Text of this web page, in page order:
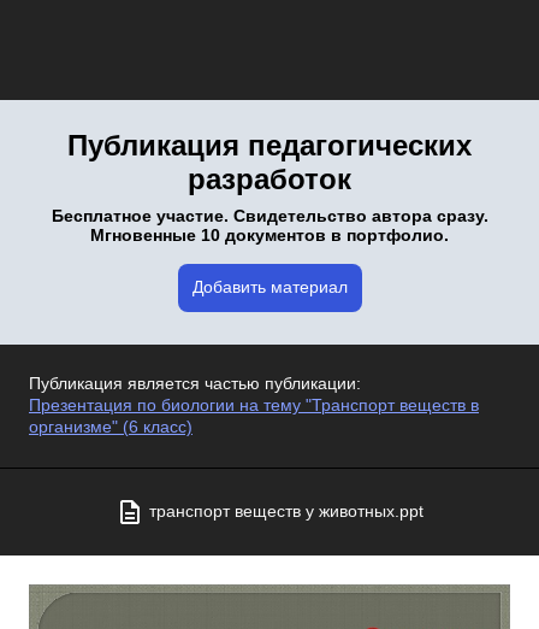
Публикация педагогических
разработок
Бесплатное участие. Свидетельство автора сразу.
Мгновенные 10 документов в портфолио.
Добавить материал
Публикация является частью публикации:
Презентация по биологии на тему "Транспорт веществ в
организме" (6 класс)
транспорт веществ у животных.ppt